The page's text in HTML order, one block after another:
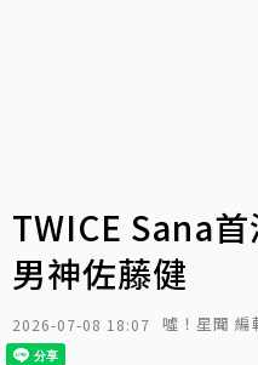
TWICE Sana
男神佐藤健
2026-07-08 18:07 噓！星聞 編